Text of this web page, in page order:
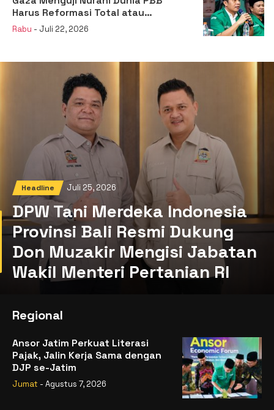
Harus Reformasi Total atau
Kehilangan Legitimasi
Rabu - Juli 22, 2026
Headline Juli 25, 2026
DPW Tani Merdeka Indonesia
Provinsi Bali Resmi Dukung
Don Muzakir Mengisi Jabatan
Wakil Menteri Pertanian RI
Regional
Ansor Jatim Perkuat Literasi
Pajak, Jalin Kerja Sama dengan
DJP se-Jatim
Jumat - Agustus 7, 2026